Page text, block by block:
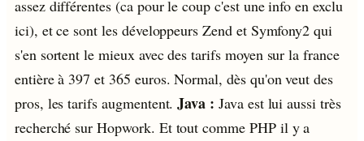
assez différentes (ca pour le coup c'est une info en exclu
ici), et ce sont les développeurs Zend et Symfony2 qui
s'en sortent le mieux avec des tarifs moyen sur la france
entière à 397 et 365 euros. Normal, dès qu'on veut des
pros, les tarifs augmentent.Java : Java est lui aussi très
recherché sur Hopwork. Et tout comme PHP il y a